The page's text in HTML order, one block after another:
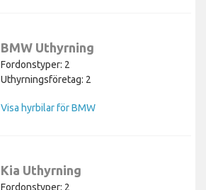
BMW Uthyrning
Fordonstyper: 2
Uthyrningsföretag: 2
Visa hyrbilar för BMW
Kia Uthyrning
Fordonstyper: 2